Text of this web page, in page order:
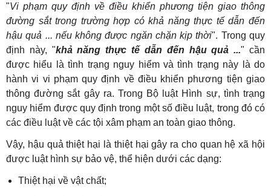
"Vi phạm quy định về điều khiển phương tiện giao thông
đường sắt trong trường hợp có khả năng thực tế dẫn đến
hậu quả ... nếu không được ngăn chặn kịp thời". Trong quy
định này, "khả năng thực tế dẫn đến hậu quả ..." cần
được hiểu là tình trạng nguy hiểm và tình trạng này là do
hành vi vi phạm quy định về điều khiển phương tiện giao
thông đường sắt gây ra. Trong Bộ luật Hình sự, tình trạng
nguy hiểm được quy định trong một số điều luật, trong đó có
các điều luật về các tội xâm phạm an toàn giao thông.
Vậy, hậu quả thiệt hại là thiệt hại gây ra cho quan hệ xã hội
được luật hình sự bảo vệ, thể hiện dưới các dạng:
Thiệt hại về vật chất;